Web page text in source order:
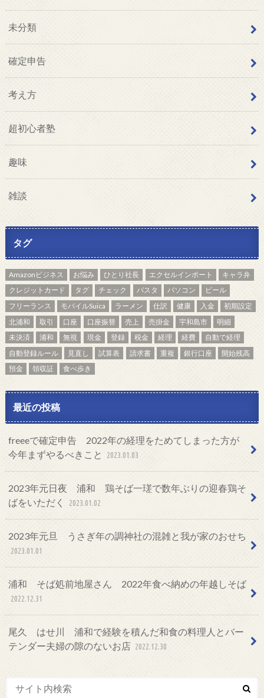
未分類
確定申告
考え方
超初心者塾
趣味
雑談
タグ
Amazonビジネス お悩み ひとり社長 エクセルインポート
キャラ弁
クレジットカード
タグ チェック パスタ パソコン
ビール
フリーランス
モバイルSuica ラーメン 仕訳 健康 入金
初期設定
北浦和
取引 口座 口座振替 売上 売掛金 宇和島市
明細
未決済
浦和 無視 現金 登録 税金 経理 経費
自動で経理
自動登録ルール
見直し 試算表 請求書 重複 銀行口座
開始残高
預金
領収証 食べ歩き
最近の投稿
freeeで確定申告 2022年の経理をためてしまった方が
今年まずやるべきこと
2023.01.03
2023年元日夜 浦和 鶏そば一瑳で数年ぶりの迎春鶏そ
ばをいただく
2023.01.02
2023年元旦 うさぎ年の調神社の混雑と我が家のおせち
2023.01.01
浦和 そば処前地屋さん 2022年食べ納めの年越しそば
2022.12.31
尾久 はせ川 浦和で経験を積んだ和食の料理人とバー
テンダー夫婦の隙のないお店 2022.12.30